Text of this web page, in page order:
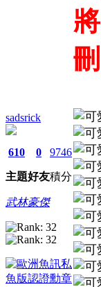
sadsrick
610
主題
0
好友
9746
積分
武林豪傑